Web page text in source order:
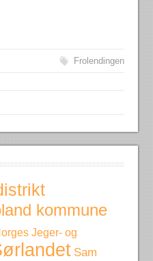
Frolendingen
kommune
Jeger- og
Sam